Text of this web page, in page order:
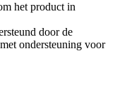
het product in
door de
ondersteuning voor